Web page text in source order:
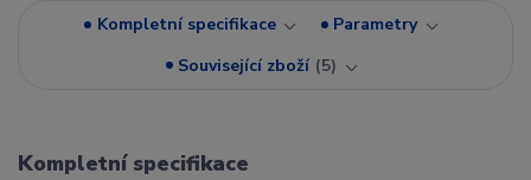
Kompletní specifikace
Parametry
Související zboží 5
Kompletní specifikace